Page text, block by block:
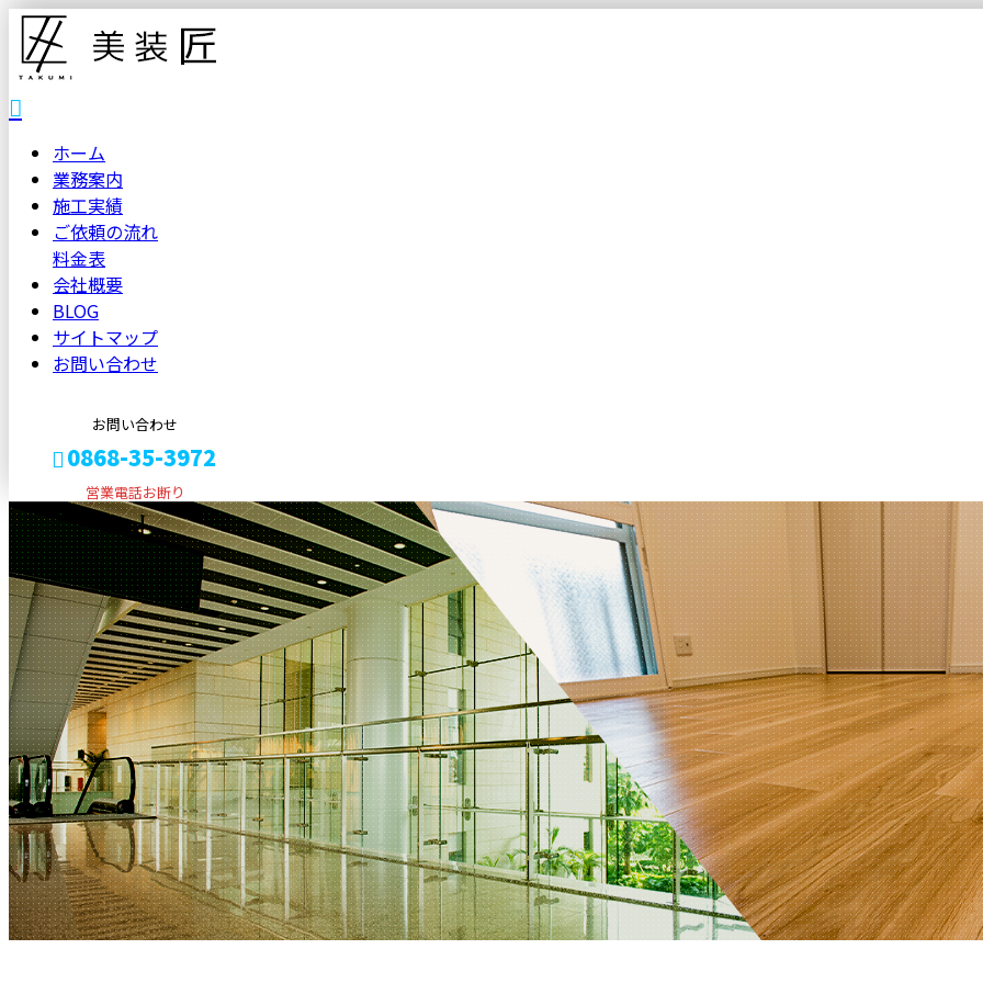
ホーム
業務案内
施工実績
ご依頼の流れ
料金表
会社概要
BLOG
サイトマップ
お問い合わせ
お問い合わせ
0868-35-3972
営業電話お断り
メールフォーム